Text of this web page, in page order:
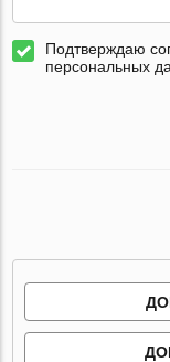
Подтверждаю
персональных